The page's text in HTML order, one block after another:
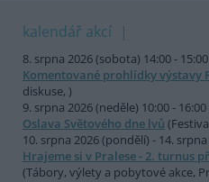
kalendář akcí
8. srpna 2026 (sobota) 14:00 - 15:00
Komentované prohlídky výstavy
diskuse, )
9. srpna 2026 (neděle) 10:00 - 16:00
Oslava Světového dne lvů
10. srpna 2026 (pondělí) - 14.
Hrajeme si v Pralese - 2. turnus
(Tábory, výlety a pobytové akce,